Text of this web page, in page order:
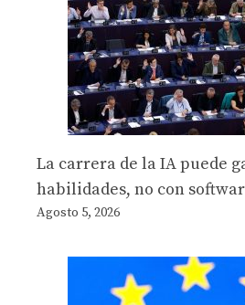
La carrera de la IA puede
habilidades, no con
Agosto 5, 2026